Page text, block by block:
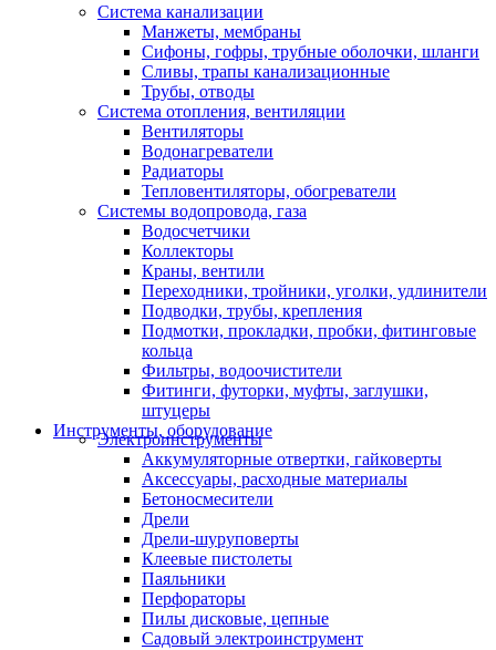
Система канализации
Манжеты, мембраны
Сифоны, гофры, трубные оболочки, шланги
Сливы, трапы канализационные
Трубы, отводы
Система отопления, вентиляции
Вентиляторы
Водонагреватели
Радиаторы
Тепловентиляторы, обогреватели
Системы водопровода, газа
Водосчетчики
Коллекторы
Краны, вентили
Переходники, тройники, уголки, удлинители
Подводки, трубы, крепления
Подмотки, прокладки, пробки, фитинговые
кольца
Фильтры, водоочистители
Фитинги, футорки, муфты, заглушки,
штуцеры
Инструменты, оборудование
Электроинструменты
Аккумуляторные отвертки, гайковерты
Аксессуары, расходные материалы
Бетоносмесители
Дрели
Дрели-шуруповерты
Клеевые пистолеты
Паяльники
Перфораторы
Пилы дисковые, цепные
Садовый электроинструмент